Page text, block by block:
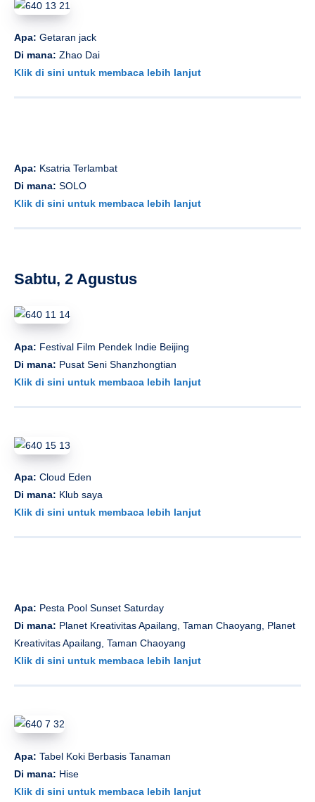
Apa: Getaran jack
Di mana: Zhao Dai
Klik di sini untuk membaca lebih lanjut
Apa: Ksatria Terlambat
Di mana: SOLO
Klik di sini untuk membaca lebih lanjut
Sabtu, 2 Agustus
Apa: Festival Film Pendek Indie Beijing
Di mana: Pusat Seni Shanzhongtian
Klik di sini untuk membaca lebih lanjut
Apa: Cloud Eden
Di mana: Klub saya
Klik di sini untuk membaca lebih lanjut
Apa: Pesta Pool Sunset Saturday
Di mana: Planet Kreativitas Apailang, Taman Chaoyang, Planet
Kreativitas Apailang, Taman Chaoyang
Klik di sini untuk membaca lebih lanjut
Apa: Tabel Koki Berbasis Tanaman
Di mana: Hise
Klik di sini untuk membaca lebih lanjut